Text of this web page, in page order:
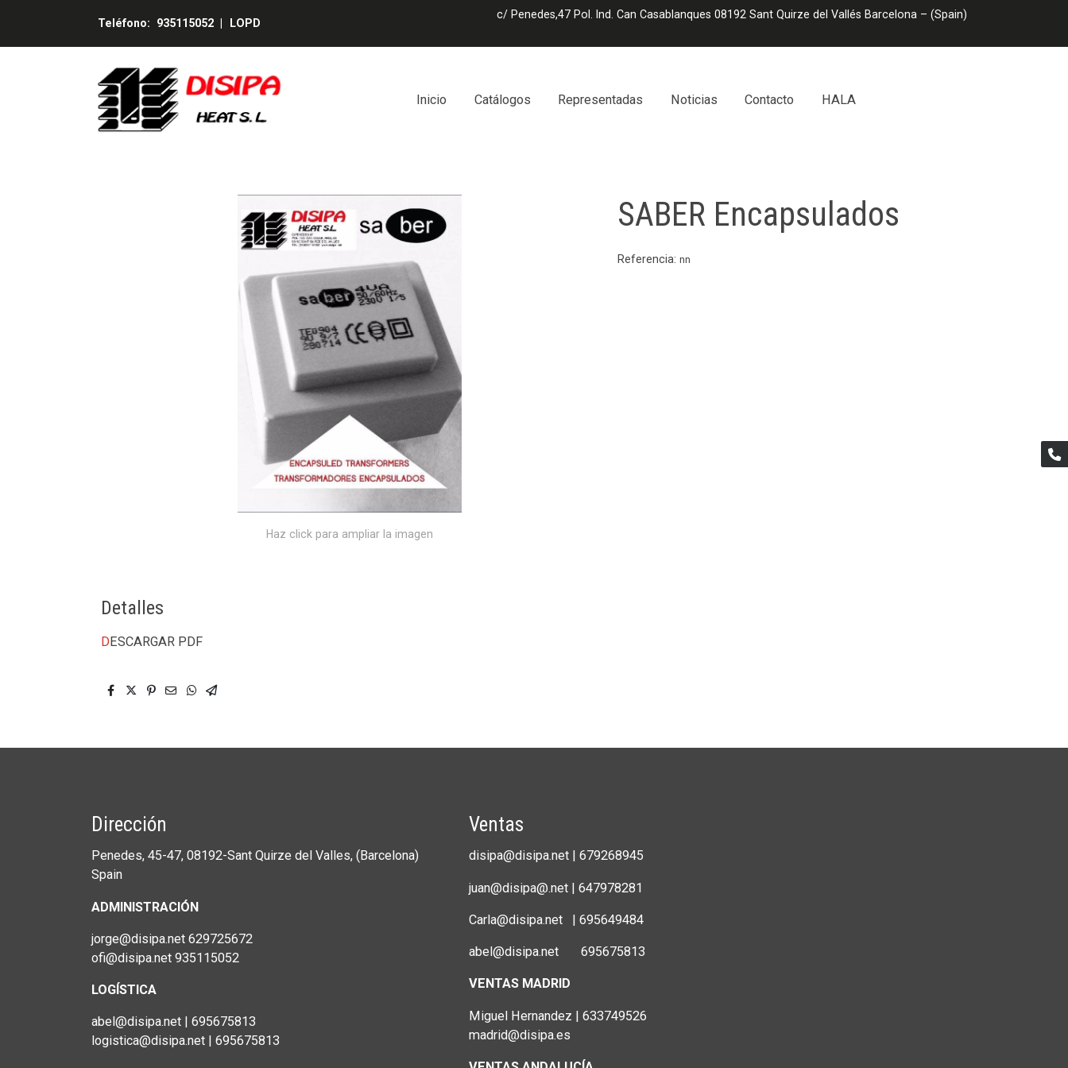
Teléfono: 935115052 LOPD
c/ Penedes,47 Pol. Ind. Can Casablanques 08192 Sant Quirze del Vallés Barcelona – (Spain)
Inicio Catálogos Representadas Noticias Contacto HALA
Haz click para ampliar la imagen
Detalles
DESCARGAR PDF
SABER Encapsulados
Referencia:nn
Dirección
Penedes, 45-47, 08192-Sant Quirze del Valles, (Barcelona)
Spain
ADMINISTRACIÓN
jorge@disipa.net 629725672
ofi@disipa.net 935115052
LOGÍSTICA
abel@disipa.net | 695675813
logistica@disipa.net | 695675813
Ventas
disipa@disipa.net | 679268945
juan@disipa@.net | 647978281
Carla@disipa.net | 695649484
abel@disipa.net 695675813
VENTAS MADRID
Miguel Hernandez | 633749526
madrid@disipa.es